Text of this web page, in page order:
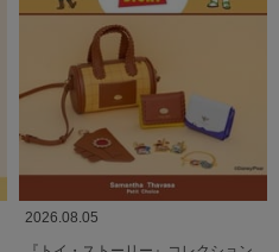
2026.08.05